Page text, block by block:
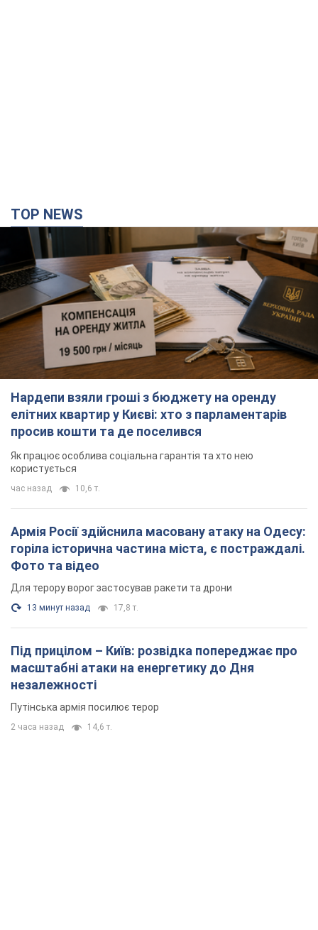
TOP NEWS
Нардепи взяли гроші з бюджету на оренду
елітних квартир у Києві: хто з парламентарів
просив кошти та де поселився
Як працює особлива соціальна гарантія та хто нею
користується
час назад 10,6 т.
Армія Росії здійснила масовану атаку на Одесу:
горіла історична частина міста, є постраждалі.
Фото та відео
Для терору ворог застосував ракети та дрони
13 минут назад 17,8 т.
Під прицілом – Київ: розвідка попереджає про
масштабні атаки на енергетику до Дня
незалежності
Путінська армія посилює терор
2 часа назад 14,6 т.